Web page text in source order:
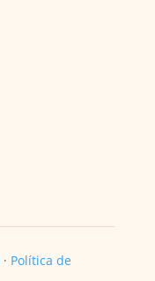
· Política de